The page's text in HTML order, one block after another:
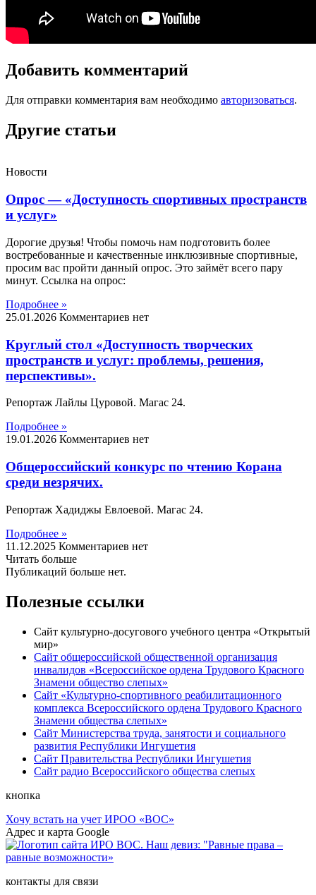
Добавить комментарий
Для отправки комментария вам необходимо авторизоваться.
Другие статьи
Новости
Опрос — «Доступность спортивных пространств
и услуг»
Дорогие друзья! Чтобы помочь нам подготовить более
востребованные и качественные инклюзивные спортивные,
просим вас пройти данный опрос. Это займёт всего пару
минут. Ссылка на опрос:
Подробнее »
25.01.2026 Комментариев нет
Круглый стол «Доступность творческих
пространств и услуг: проблемы, решения,
перспективы».
Репортаж Лайлы Цуровой. Магас 24.
Подробнее »
19.01.2026 Комментариев нет
Общероссийский конкурс по чтению Корана
среди незрячих.
Репортаж Хадиджы Евлоевой. Магас 24.
Подробнее »
11.12.2025 Комментариев нет
Читать больше
Публикаций больше нет.
Полезные ссылки
Сайт культурно-досугового учебного центра «Открытый
мир»
Сайт общероссийской общественной организация
инвалидов «Всероссийское ордена Трудового Красного
Знамени общество слепых»
Сайт «Культурно-спортивного реабилитационного
комплекса Всероссийского ордена Трудового Красного
Знамени общества слепых»
Сайт Министерства труда, занятости и социального
развития Республики Ингушетия
Сайт Правительства Республики Ингушетия
Сайт радио Всероссийского общества слепых
кнопка
Хочу встать на учет ИРОО «ВОС»
Адрес и карта Google
контакты для связи